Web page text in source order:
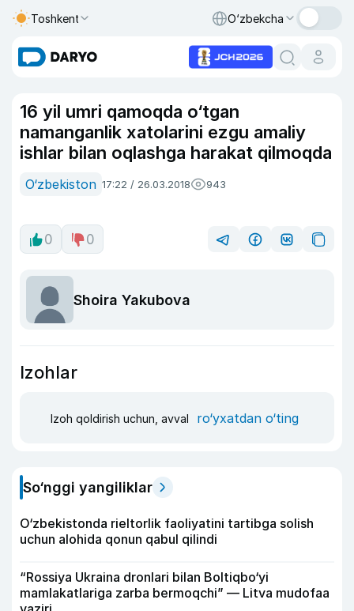
Toshkent O‘zbekcha
16 yil umri qamoqda o‘tgan
namanganlik xatolarini ezgu amaliy
ishlar bilan oqlashga harakat qilmoqda
O‘zbekiston 17:22 / 26.03.2018 943
0 0
Shoira Yakubova
Izohlar
Izoh qoldirish uchun, avval ro‘yxatdan o‘ting
So‘nggi yangiliklar
O‘zbekistonda rieltorlik faoliyatini tartibga solish
uchun alohida qonun qabul qilindi
“Rossiya Ukraina dronlari bilan Boltiqbo‘yi
mamlakatlariga zarba bermoqchi” — Litva mudofaa